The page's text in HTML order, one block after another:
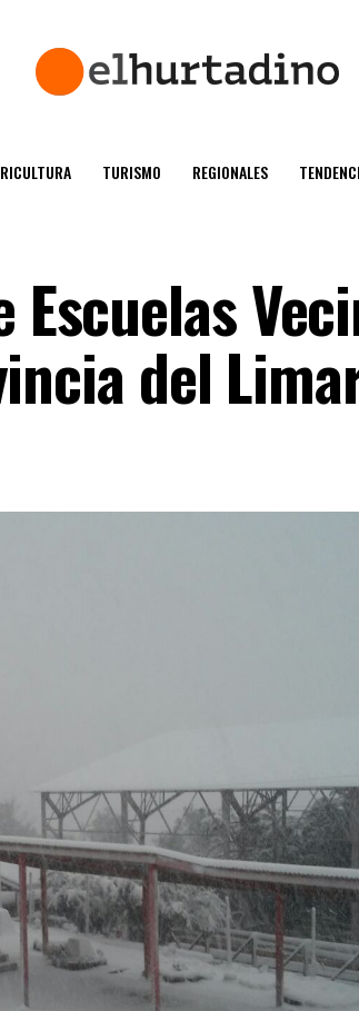
TURISMO REGIONALES
del